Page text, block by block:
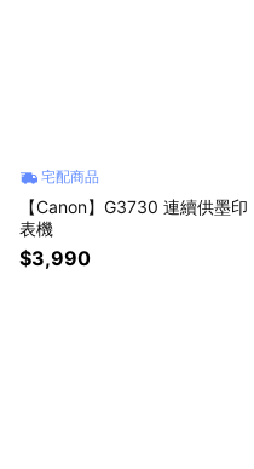
宅配商品
【Canon】G3730 連續供墨印
表機
$3,990